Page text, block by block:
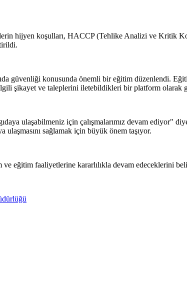
hijyen koşulları, HACCP (Tehlike Analizi ve Kritik
güvenliği konusunda önemli bir eğitim düzenlendi.
şikayet ve taleplerini iletebildikleri bir platform
ulaşabilmeniz için çalışmalarımız devam ediyor"
ulaşmasını sağlamak için büyük önem taşıyor.
ve eğitim faaliyetlerine kararlılıkla devam edeceklerini